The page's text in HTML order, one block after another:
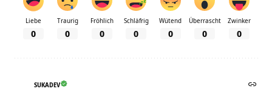
Liebe
0
Traurig
0
Fröhlich
0
Schläfrig
0
Wütend
0
Überrascht
0
Zwinker
0
SUKADEV